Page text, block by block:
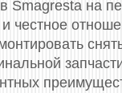
Smagresta на
честное